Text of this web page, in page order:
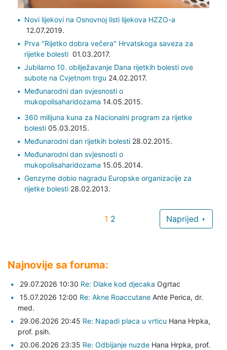
Novi lijekovi na Osnovnoj listi lijekova HZZO-a
12.07.2019.
Prva "Rijetko dobra večera" Hrvatskoga saveza za
rijetke bolesti 01.03.2017.
Jubilarno 10. obilježavanje Dana rijetkih bolesti ove
subote na Cvjetnom trgu 24.02.2017.
Međunarodni dan svjesnosti o
mukopolisaharidozama 14.05.2015.
360 milijuna kuna za Nacionalni program za rijetke
bolesti05.03.2015.
Međunarodni dan rijetkih bolesti28.02.2015.
Međunarodni dan svjesnosti o
mukopolisaharidozama 15.05.2014.
Genzyme dobio nagradu Europske organizacije za
rijetke bolesti28.02.2013.
1 2 Naprijed
Najnovije sa foruma:
29.07.2026 10:30 Re: Dlake kod djecaka Ogrtac
15.07.2026 12:00 Re: Akne Roaccutane Ante Perica, dr.
med.
29.06.2026 20:45 Re: Napadi placa u vrticu Hana Hrpka,
prof. psih.
20.06.2026 23:35 Re: Odbijanje nuzde Hana Hrpka, prof.